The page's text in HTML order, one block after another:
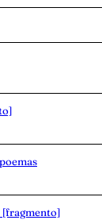
[fragmento]